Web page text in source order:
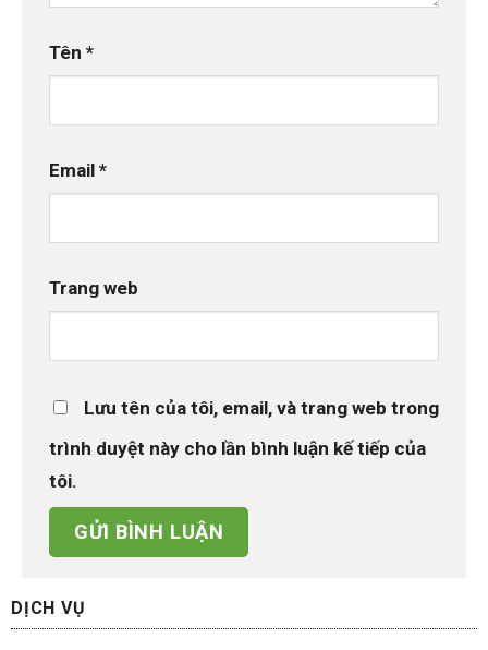
Tên *
Email *
Trang web
Lưu tên của tôi, email, và trang web trong
trình duyệt này cho lần bình luận kế tiếp của
tôi.
DỊCH VỤ